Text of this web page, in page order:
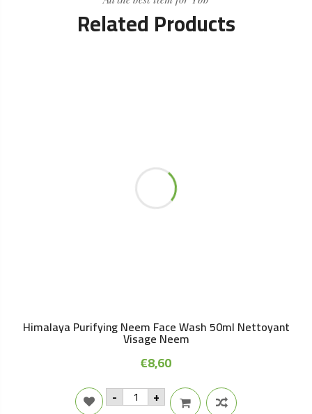
Related Products
Himalaya Purifying Neem Face Wash 50ml Nettoyant
Visage Neem
€8,60
- Himalaya
Purifying
+